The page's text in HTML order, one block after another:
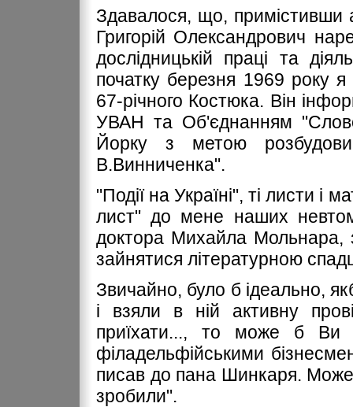
Здавалося, що, примістивши
Григорій Олександрович
дослідницькій праці та
початку березня 1969 року я
67-річного Костюка. Він
УВАН та Об'єднанням
Йорку з метою розбудови
В.Винниченка".
"Події на Україні", ті листи і
лист" до мене наших
доктора Михайла Мольнара,
зайнятися літературною
Звичайно, було б ідеально,
і взяли в ній активну
приїхати..., то може б Ви
філадельфійськими
писав до пана Шинкаря.
зробили".